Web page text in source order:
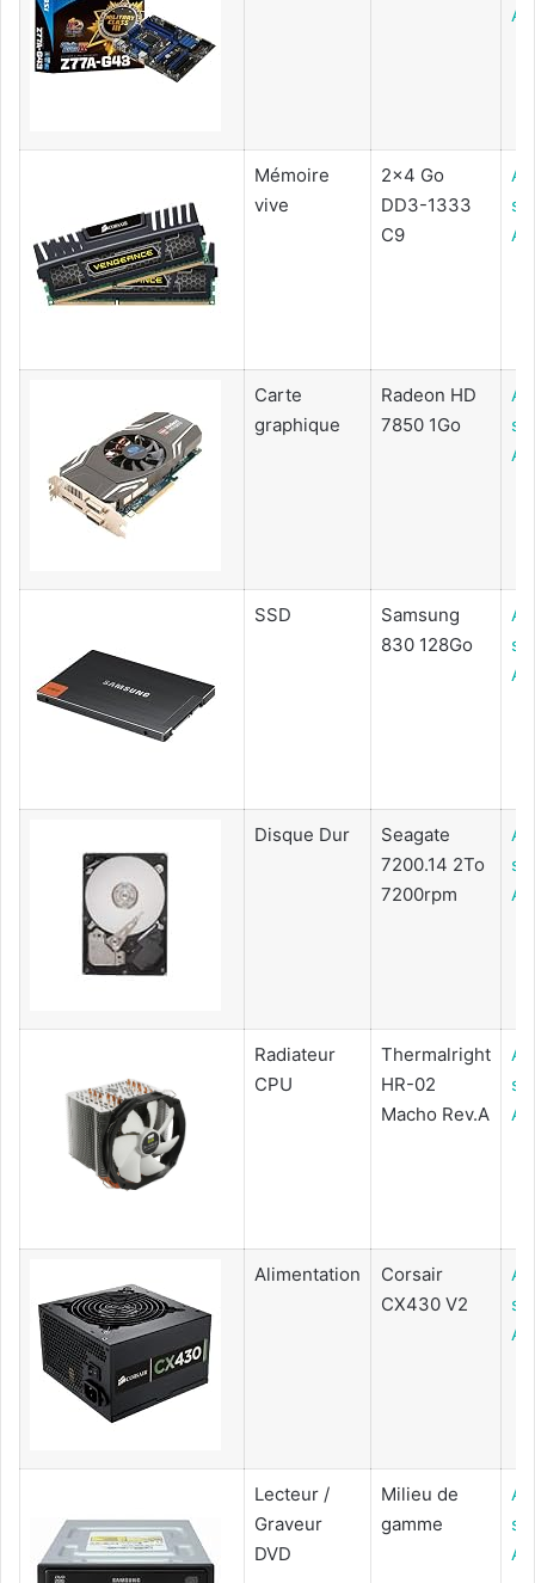
Mémoire
vive
2x4 Go
DD3-1333
C9
Carte
graphique
Radeon HD
7850 1Go
SSD
Samsung
830 128Go
Disque Dur
Seagate
7200.14 2To
7200rpm
Radiateur
CPU
Thermalright
HR-02
Macho Rev.A
Alimentation
Corsair
CX430 V2
Lecteur /
Graveur
DVD
Milieu de
gamme